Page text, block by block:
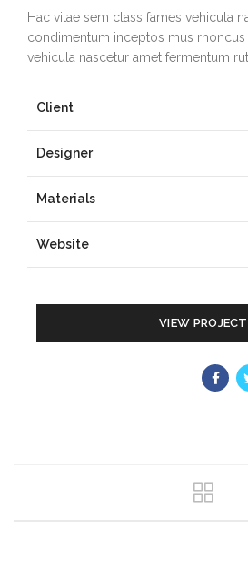
Hac vitae sem class fames vehicula
condimentum inceptos mus rhoncus
vehicula nascetur amet fermentum
Client
Designer
Materials
Website
VIEW PROJECT